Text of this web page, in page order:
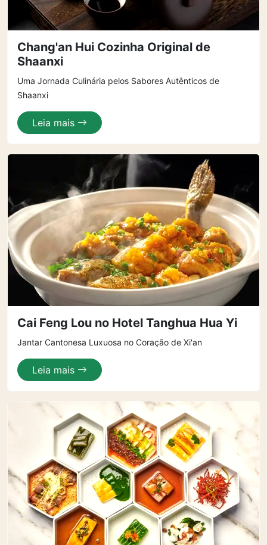
Chang'an Hui Cozinha Original de
Shaanxi
Uma Jornada Culinária pelos Sabores Autênticos de
Shaanxi
Leia mais
Cai Feng Lou no Hotel Tanghua Hua Yi
Jantar Cantonesa Luxuosa no Coração de Xi'an
Leia mais